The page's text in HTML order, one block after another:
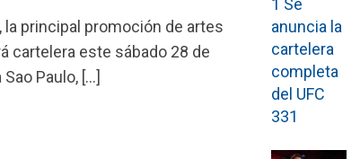
la principal promoción de artes
cartelera este sábado 28 de
Paulo, […]